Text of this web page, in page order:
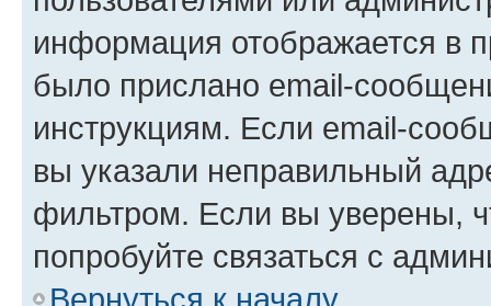
информация отображается в
было прислано email-
инструкциям. Если email-
вы указали неправильный
фильтром. Если вы уверены,
попробуйте связаться с
Вернуться к началу